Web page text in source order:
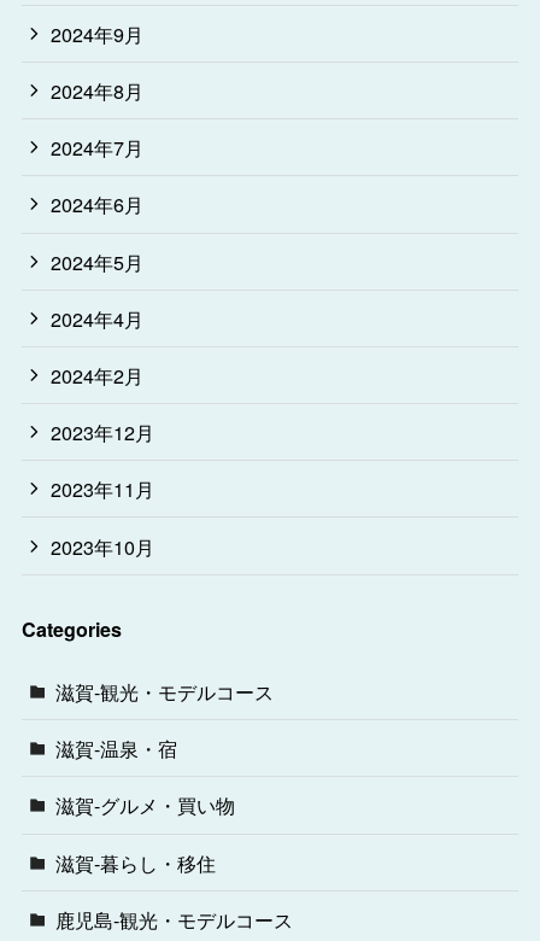
2024年9月
2024年8月
2024年7月
2024年6月
2024年5月
2024年4月
2024年2月
2023年12月
2023年11月
2023年10月
Categories
滋賀-観光・モデルコース
滋賀-温泉・宿
滋賀-グルメ・買い物
滋賀-暮らし・移住
鹿児島-観光・モデルコース